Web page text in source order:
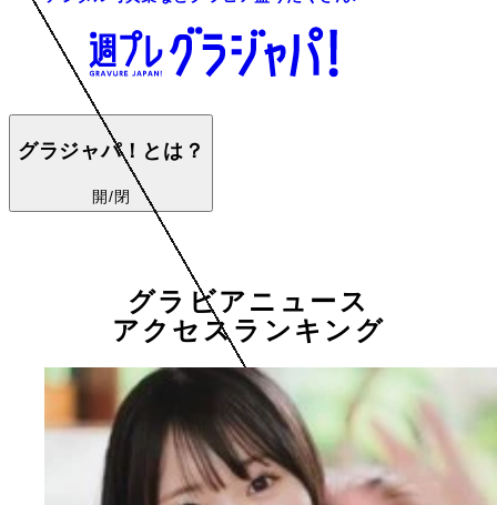
グラジャパ！とは？
開/閉
グラビアニュース
アクセスランキング